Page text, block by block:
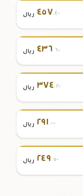
٤٥٧.٤٠ ريال
٤٣٦.٦٠ ريال
٣٧٤.٢٠ ريال
٢٩١.٠٠ ريال
٢٤٩.٥٠ ريال